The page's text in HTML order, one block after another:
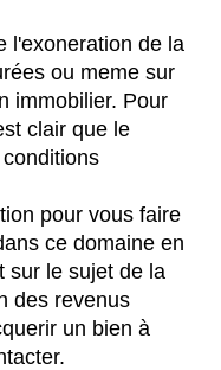
l'exoneration de la
ou meme sur
immobilier. Pour
clair que le
pour vous faire
ce domaine en
sur le sujet de la
des revenus
un bien à